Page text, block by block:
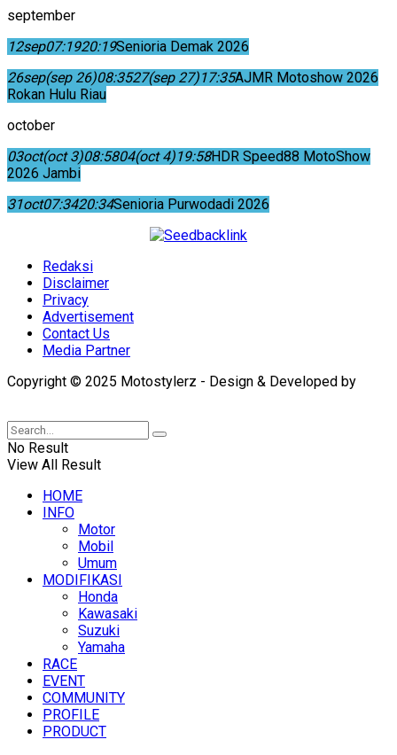
september
12sep07:1920:19Senioria Demak 2026
26sep(sep 26)08:3527(sep 27)17:35AJMR Motoshow 2026
Rokan Hulu Riau
october
03oct(oct 3)08:5804(oct 4)19:58HDR Speed88 MotoShow
2026 Jambi
31oct07:3420:34Senioria Purwodadi 2026
Redaksi
Disclaimer
Privacy
Advertisement
Contact Us
Media Partner
Copyright © 2025 Motostylerz - Design & Developed by
No Result
View All Result
HOME
INFO
Motor
Mobil
Umum
MODIFIKASI
Honda
Kawasaki
Suzuki
Yamaha
RACE
EVENT
COMMUNITY
PROFILE
PRODUCT